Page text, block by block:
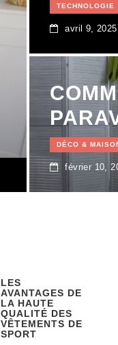
TECHNOLOGIE
avril 9, 2025
DÉCO &
février 10,
LES
AVANTAGES DE
LA HAUTE
QUALITÉ DES
VÊTEMENTS DE
SPORT